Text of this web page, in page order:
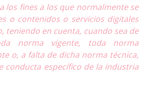
los fines a los que normalmente se
o contenidos o servicios digitales
teniendo en cuenta, cuando sea de
norma vigente, toda norma
o, a falta de dicha norma técnica,
conducta específico de la industria